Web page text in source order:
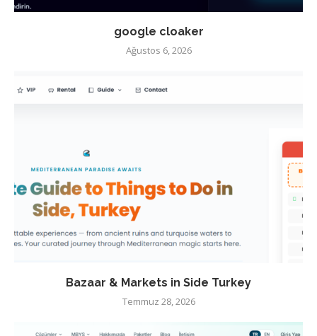
google cloaker
Ağustos 6, 2026
Bazaar & Markets in Side Turkey
Temmuz 28, 2026